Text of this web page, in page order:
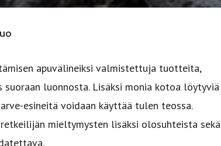
apuvälineiksi valmistettuja tuotteita,
luonnosta. Lisäksi monia kotoa löytyviä
esineitä voidaan käyttää tulen teossa.
mieltymysten lisäksi olosuhteista sekä